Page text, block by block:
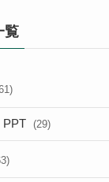
覧
PPT (29)